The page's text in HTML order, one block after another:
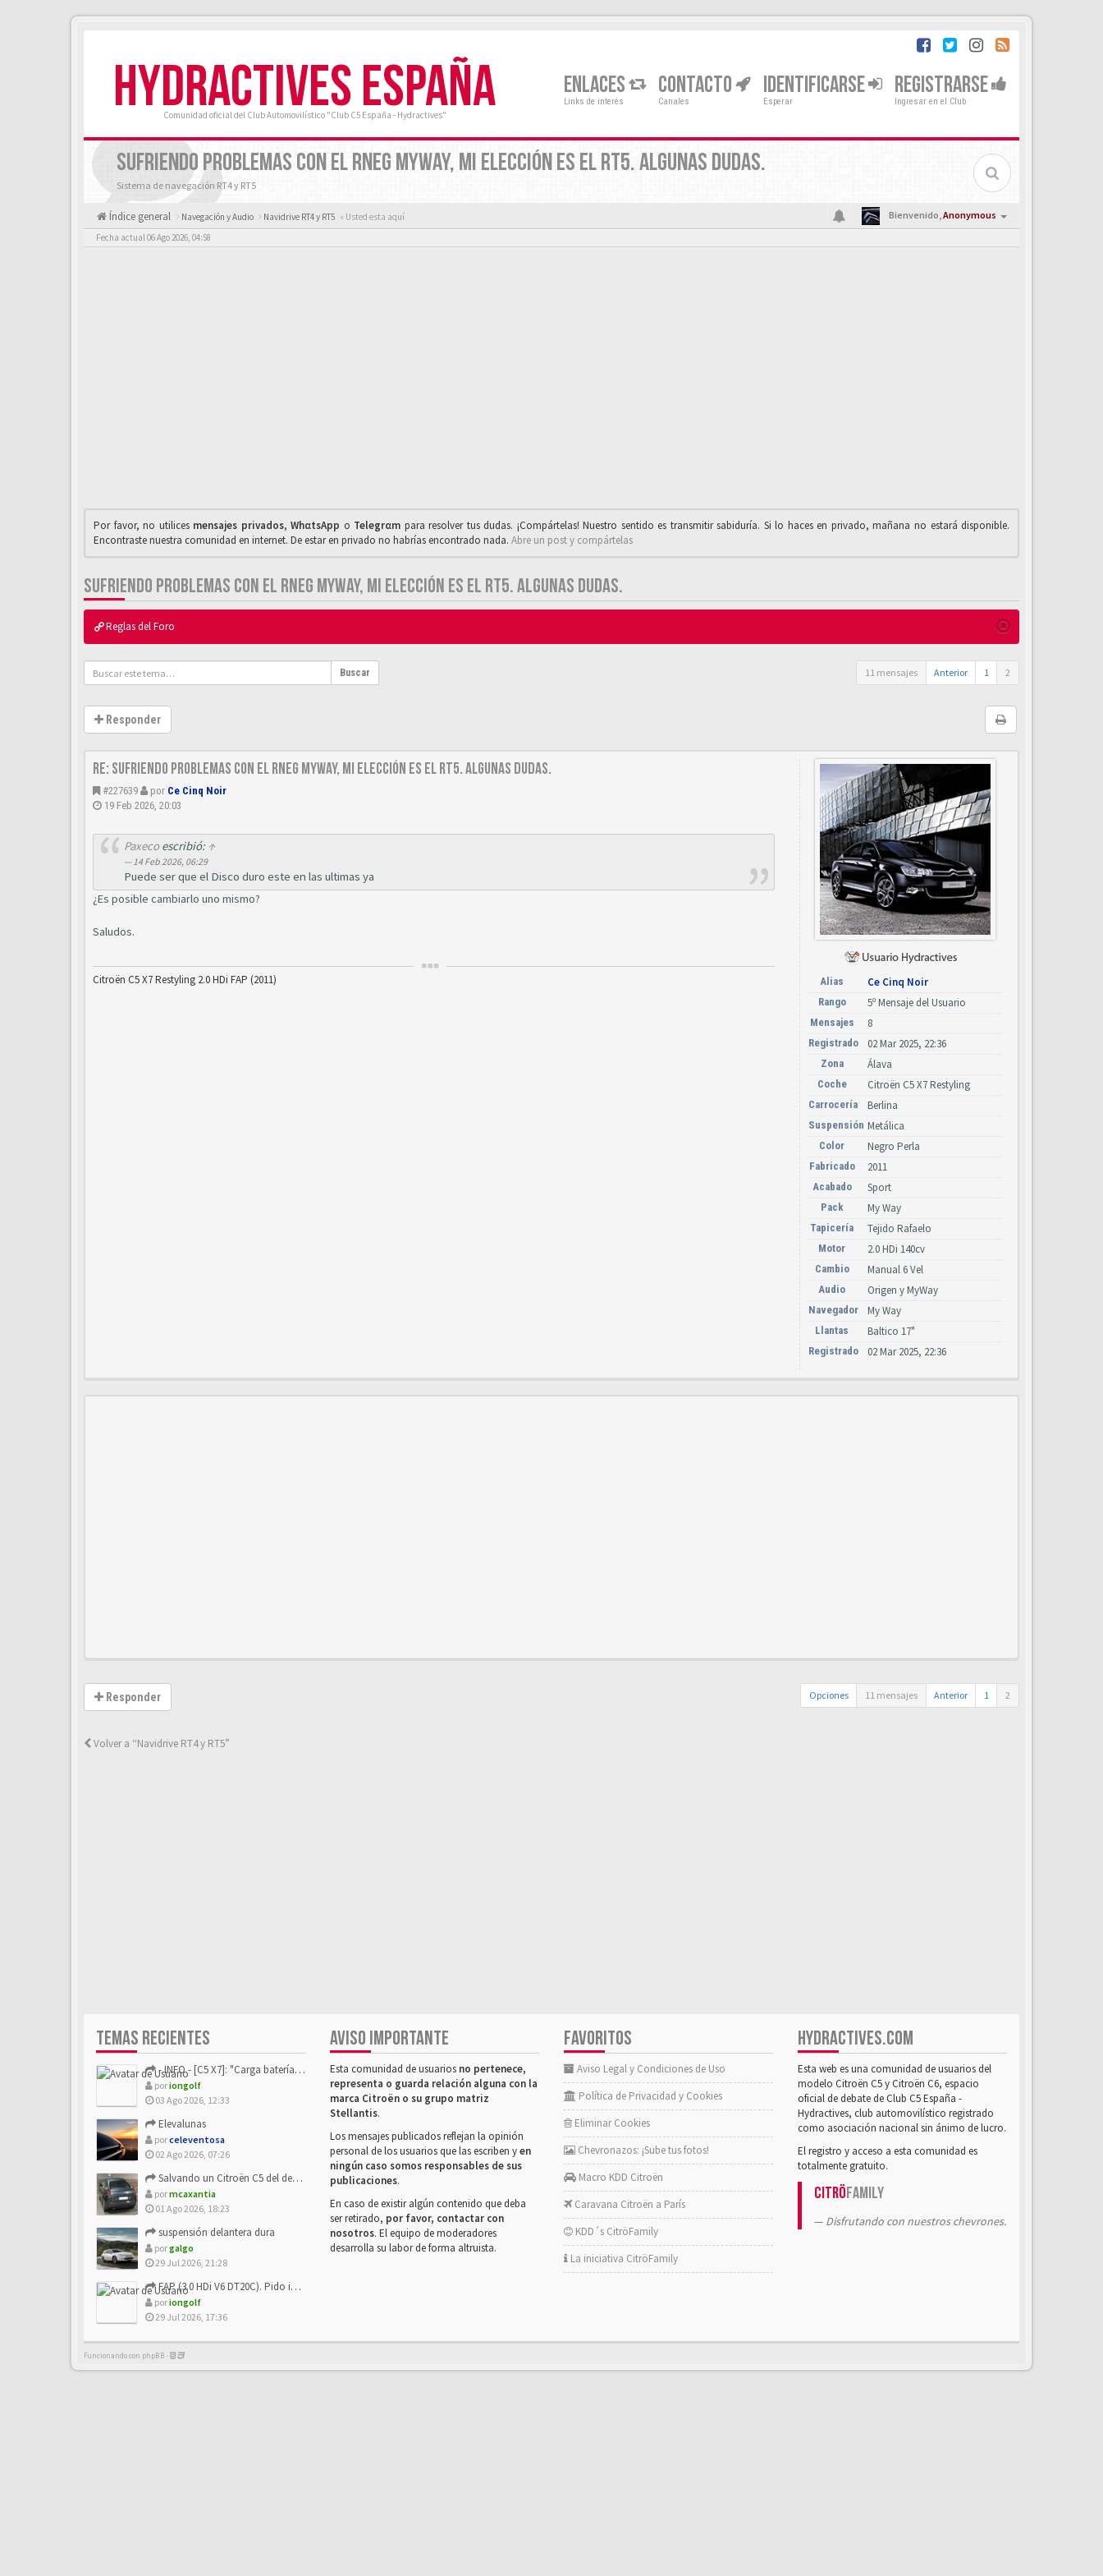
HYDRACTIVES ESPAÑA
Comunidad oficial del Club Automovilístico "Club C5 España - Hydractives"
ENLACES
Links de interés
CONTACTO
Canales
IDENTIFICARSE
Esperar
REGISTRARSE
Ingresar en el Club
SUFRIENDO PROBLEMAS CON EL RNEG MYWAY, MI ELECCIÓN ES EL RT5. ALGUNAS DUDAS.
Sistema de navegación RT4 y RT5
Índice general Navegación y Audio Navidrive RT4 y RT5 « Usted esta aquí Bienvenido,Anonymous
Fecha actual 06 Ago 2026, 04:58
Por favor, no utilices mensajes privados,WhαtsApp o Telegrαm para resolver tus dudas. ¡Compártelas! Nuestro sentido es transmitir sabiduría. Si lo haces en privado, mañana no estará disponible.
Encontraste nuestra comunidad en internet. De estar en privado no habrías encontrado nada. Abre un post y compártelas
SUFRIENDO PROBLEMAS CON EL RNEG MYWAY, MI ELECCIÓN ES EL RT5. ALGUNAS DUDAS.
Reglas del Foro
Buscar 11 mensajes Anterior 1 2
Responder
Re: Sufriendo problemas con el RNEG MyWAY, mi elección es el RT5. Algunas dudas.
#227639 por Ce Cinq Noir
19 Feb 2026, 20:03
Paxecoescribió: ↑
14 Feb 2026, 06:29
Puede ser que el Disco duro este en las ultimas ya
¿Es posible cambiarlo uno mismo?
Saludos.
Citroën C5 X7 Restyling 2.0 HDi FAP (2011) Alias Ce Cinq Noir
Rango 5º Mensaje del Usuario
Mensajes 8
Registrado 02 Mar 2025, 22:36
Zona Álava
Coche Citroën C5 X7 Restyling
Carrocería Berlina
Suspensión Metálica
Color Negro Perla
Fabricado 2011
Acabado Sport
Pack My Way
Tapicería Tejido Rafaelo
Motor 2.0 HDi 140cv
Cambio Manual 6 Vel
Audio Origen y MyWay
Navegador My Way
Llantas Baltico 17"
Registrado 02 Mar 2025, 22:36
Responder Opciones 11 mensajes Anterior 1 2
Volver a “Navidrive RT4 y RT5”
TEMAS RECIENTES
- INFO - [C5 X7]: "Carga batería o alimentación eléctri...
poriongolf
03 Ago 2026, 12:33
Elevalunas
porceleventosa
02 Ago 2026, 07:26
Salvando un Citroën C5 del desguace: Presentación y seguimiento
pormcaxantia
01 Ago 2026, 18:23
suspensión delantera dura
porgalgo
29 Jul 2026, 21:28
FAP (3.0 HDi V6 DT20C). Pido info sobre su sustitución
poriongolf
29 Jul 2026, 17:36
AVISO IMPORTANTE
Esta comunidad de usuarios no pertenece,
representa o guarda relación alguna con la
marca Citroën o su grupo matriz
Stellantis.
Los mensajes publicados reflejan la opinión
personal de los usuarios que las escriben yen
ningún caso somos responsables de sus
publicaciones.
En caso de existir algún contenido que deba
ser retirado, por favor, contactar con
nosotros. El equipo de moderadores
desarrolla su labor de forma altruista.
FAVORITOS
Aviso Legal y Condiciones de Uso
Política de Privacidad y Cookies
Eliminar Cookies
Chevronazos: ¡Sube tus fotos!
Macro KDD Citroën
Caravana Citroën a París
KDD´s CitröFamily
La iniciativa CitröFamily
HYDRACTIVES.COM
Esta web es una comunidad de usuarios del
modelo Citroën C5 y Citroën C6, espacio
oficial de debate de Club C5 España -
Hydractives, club automovilístico registrado
como asociación nacional sin ánimo de lucro.
El registro y acceso a esta comunidad es
totalmente gratuito.
CitröFamily
Disfrutando con nuestros chevrones.
Funcionando con phpBB -